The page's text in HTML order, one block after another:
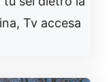
Tv accesa